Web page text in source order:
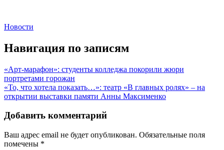
Новости
Навигация по записям
«Арт-марафон»: студенты колледжа покорили жюри
портретами горожан
«То, что хотела показать…»: театр «В главных ролях» – на
открытии выставки памяти Анны Максименко
Добавить комментарий
Ваш адрес email не будет опубликован. Обязательные поля
помечены *